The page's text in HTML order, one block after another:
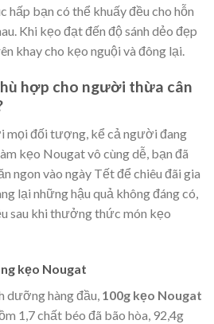
hấp bạn có thể khuấy đều cho hỗn
Khi kẹo đạt đến độ sánh dẻo đẹp
khay cho kẹo nguội và đông lại.
hợp cho người thừa cân
mọi đối tượng, kể cả người đang
kẹo Nougat vô cùng dễ, bạn đã
ngon vào ngày Tết để chiêu đãi gia
lại những hậu quả không đáng có,
sau khi thưởng thức món kẹo
kẹo Nougat
dưỡng hàng đầu, 100g kẹo Nougat
1,7 chất béo đã bão hòa, 92,4g